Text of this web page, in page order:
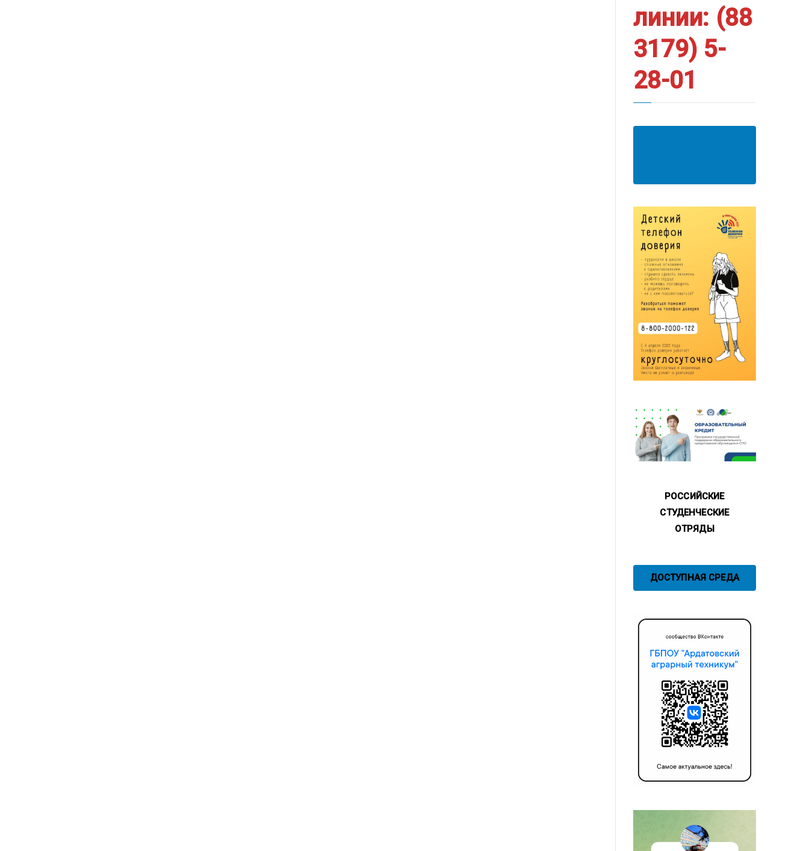
линии: (88
3179) 5-
28-01
РОССИЙСКИЕ
СТУДЕНЧЕСКИЕ
ОТРЯДЫ
ДОСТУПНАЯ СРЕДА